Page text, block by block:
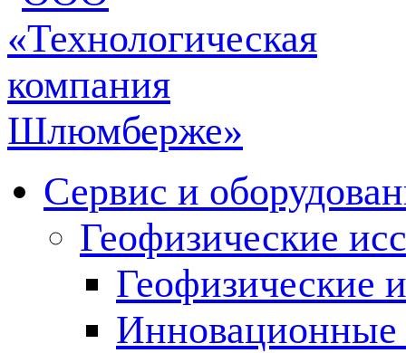
Сервис и
Геофизические
Геофизические
Инновационные